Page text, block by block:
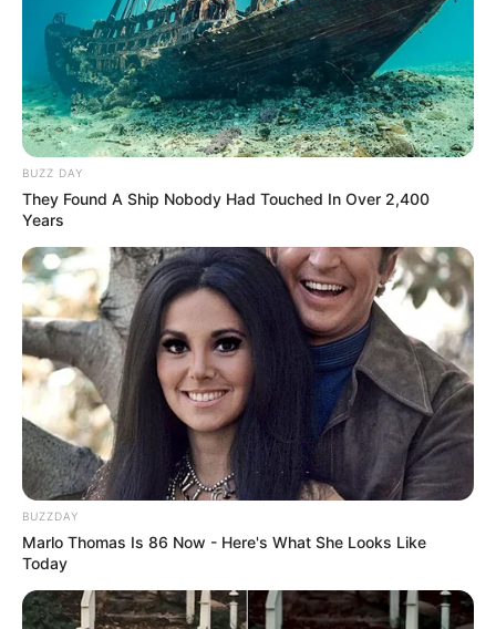
BUZZ DAY
They Found A Ship Nobody Had Touched In Over 2,400
Years
BUZZDAY
Marlo Thomas Is 86 Now - Here's What She Looks Like
Today